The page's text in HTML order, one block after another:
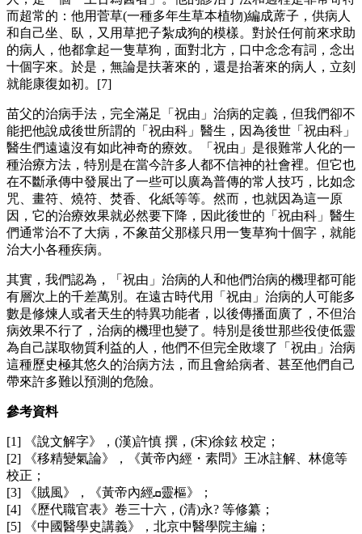
而超常的：他用菅草(一種多年生草本植物)編成蓆子，供病人
和自己坐、臥，又用草把子紮成狗的模樣。對於任何前來求助
的病人，他都拿起一隻草狗，面對北方，口中念念有詞，念出
十個字來。於是，無論是扶著來的，還是抬著來的病人，立刻
就能康復如初。[7]
苗父的治病手法，完全滿足「祝由」治病的定義，但我們卻不
能把他說成後世所謂的「祝由科」醫生，因為後世「祝由科」
醫生們遠遠沒有如此神奇的療效。「祝由」是很難常人化的一
種治療方法，特別是在當今許多人都不信神的社會裡。但它也
在不斷承傳中發展出了一些可以廣為普傳的常人技巧，比如念
咒、畫符、燒符、焚香、化紙等等。然而，也就因為這一原
因，它的治療效果就必然要下降，因此後世的「祝由科」醫生
們通常治不了大病，不象苗父那樣只用一隻草狗十個字，就能
治大小各種疾病。
其實，我們認為，「祝由」治病的人和他們治病的機理都可能
有層次上的千差萬別。在遠古時代用「祝由」治病的人可能多
數是修煉人或者天生的特異功能者，以後傳播面廣了，不但治
病效果不行了，治病的機理也變了。特別是後世那些役使低靈
為自己謀取物質利益的人，他們不但完全敗壞了「祝由」治病
這種歷史極其悠久的治病方法，而且會給病者、甚至他們自己
帶來許多難以預測的危險。
參考資料
[1] 《說文解字》，(漢)許慎 撰，(宋)徐鉉 校定；
[2] 《移精變氣論》，《黃帝內經・素問》王冰註解、林億等
校正；
[3] 《賊風》，《黃帝內經ܩ靈樞》；
[4] 《歷代職官表》卷三十六，(清)永? 等修纂；
[5] 《中國醫學史講義》，北京中醫學院主編；